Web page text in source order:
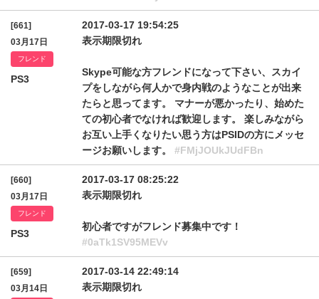
[661]
03月17日
フレンド
PS3
2017-03-17 19:54:25
表示期限切れ
Skype可能な方フレンドになって下さい、スカイ
プをしながら何人かで身内戦のようなことが出来
たらと思ってます。 マナーが悪かったり、始めた
ての初心者でなければ歓迎します。 楽しみながら
お互い上手くなりたい思う方はPSIDの方にメッセ
ージお願いします。 #FMjJOUkJUdFBn
[660]
03月17日
フレンド
PS3
2017-03-17 08:25:22
表示期限切れ
初心者ですがフレンド募集中です！
#0aTk1SV95MEVv
[659]
03月14日
2017-03-14 22:49:14
表示期限切れ